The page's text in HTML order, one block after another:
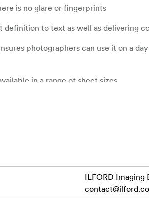
is no glare or fingerprints
to text as well as delivering
photographers can use it on a
in a range of sheet sizes
ILFORD Imaging